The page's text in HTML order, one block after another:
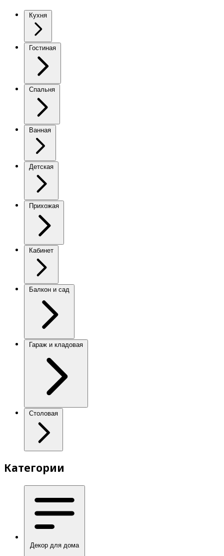
Кухня
Гостиная
Спальня
Ванная
Детская
Прихожая
Кабинет
Балкон и сад
Гараж и кладовая
Столовая
Категории
Декор для дома